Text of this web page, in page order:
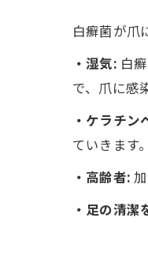
白癬菌が爪
・湿気: 白
で、爪に感
・ケラチン
ていきます。
・高齢者:
・足の清潔